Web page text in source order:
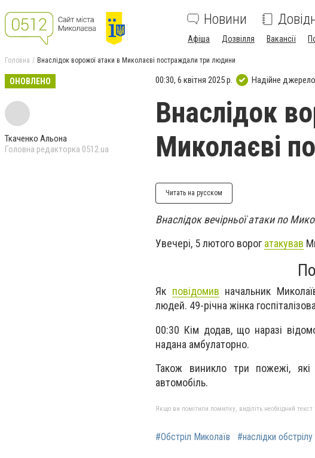
Новини
Афіша Дозвілля Вакансії
Головна Внаслідок ворожої атаки в Миколаєві постраждали три людини
ОНОВЛЕНО
Ткаченко Альона
Головна редакторка 0512.ua
00:30, 6 квітня 2025 р. Надійне джерело
Внаслідок
Миколаєві
Читать на русском
Внаслідок вечірньої атаки по
Увечері, 5 лютого ворогатакував
Як повідомив начальник
людей. 49-річна жінка
00:30 Кім додав, що наразі
надана амбулаторно.
Також виникло три пожежі, які
автомобіль.
Якщо ви помітили помилку, виділіть необхідний
#Обстріл Миколаїв #наслідки